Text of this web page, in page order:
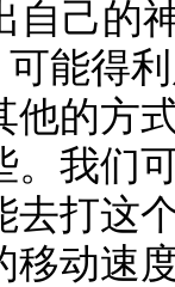
己的
可能得
他的方
。我们
去打这
移动速